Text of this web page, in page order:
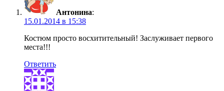
Антонина:
15.01.2014 в 15:38
Костюм просто восхитительный! Заслуживает первого
места!!!
Ответить